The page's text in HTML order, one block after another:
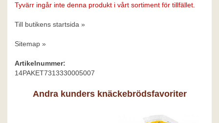
Tyvärr ingår inte denna produkt i vårt sortiment för tillfället.
Till butikens startsida »
Sitemap »
Artikelnummer:
14PAKET7313330005007
Andra kunders knäckebrödsfavoriter